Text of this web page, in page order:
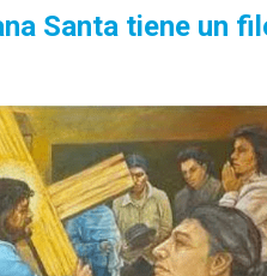
Santa tiene un